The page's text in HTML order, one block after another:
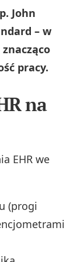
John
– w
pracy.
na
EHR we
(progi